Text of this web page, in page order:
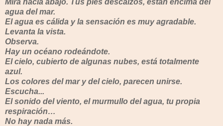
agua del mar.
El agua es cálida y la sensación es muy agradable.
Levanta la vista.
Observa.
Hay un océano rodeándote.
El cielo, cubierto de algunas nubes, está totalmente
azul.
Los colores del mar y del cielo, parecen unirse.
Escucha...
El sonido del viento, el murmullo del agua, tu propia
respiración…
No hay nada más.